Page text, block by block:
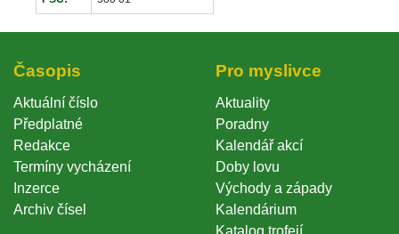
Časopi
Aktuální číslo
Předplatné
Redakce
Termíny vycházení
Inzerce
Archiv čísel
Pro myslivce
Aktuality
Poradny
Kalendář akcí
Doby lovu
Východy a západy
Kalendárium
Katalog trofejí